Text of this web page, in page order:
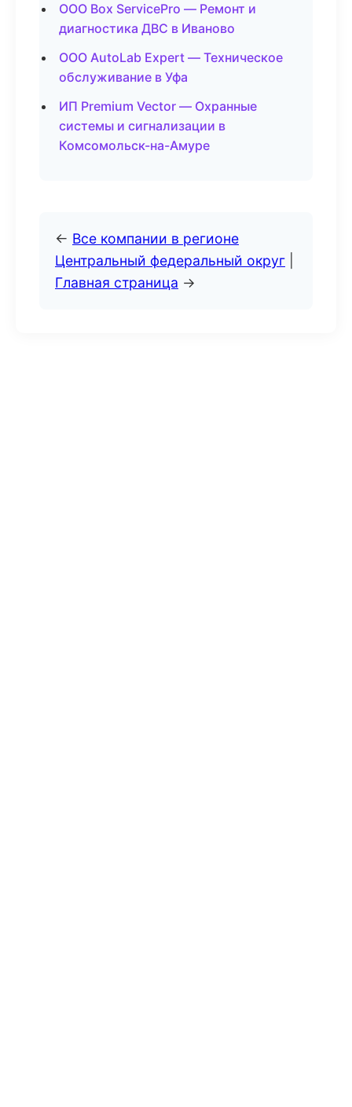
ООО Box ServicePro — Ремонт и
диагностика ДВС в Иваново
ООО AutoLab Expert — Техническое
обслуживание в Уфа
ИП Premium Vector — Охранные
системы и сигнализации в
Комсомольск-на-Амуре
← Все компании в регионе
Центральный федеральный округ
Главная страница →